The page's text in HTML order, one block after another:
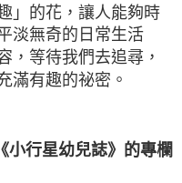
」的花，讓人能夠時
淡無奇的日常生活
，等待我們去追尋，
滿有趣的祕密。
小行星幼兒誌》的專欄